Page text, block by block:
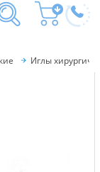
Иглы